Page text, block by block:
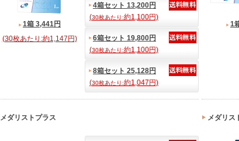
1箱 3,441円
(30枚あたり:約1,147円)
4箱セット 13,200円
(30枚あたり:約1,100円)
6箱セット 19,800円
(30枚あたり:約1,100円)
8箱セット 25,128円
(30枚あたり:約1,047円)
1
メダリストプラス メダリス